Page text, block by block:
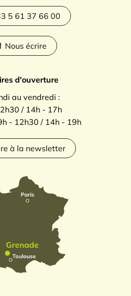
5 61 37 66 00
Nous écrire
d'ouverture
au vendredi :
/ 14h - 17h
- 12h30 / 14h - 19h
à la newsletter